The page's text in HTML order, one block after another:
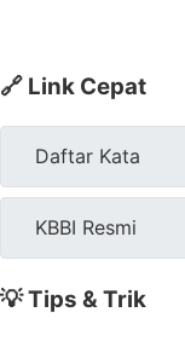
🔗 Link Cepat
Daftar Kata
KBBI Resmi
💡 Tips & Trik